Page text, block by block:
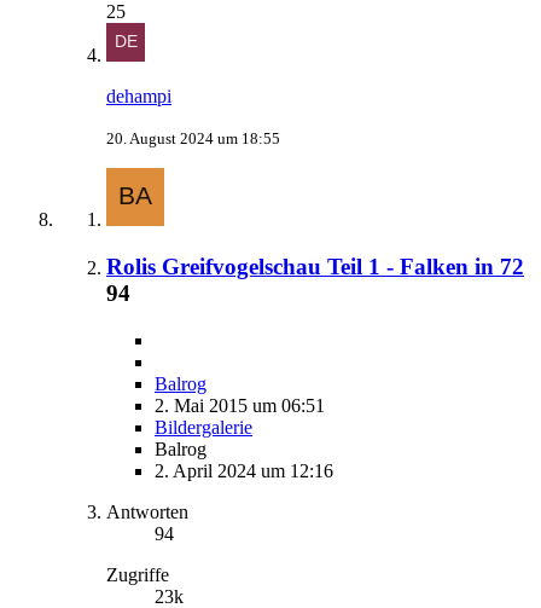
25
dehampi
20. August 2024 um 18:55
Rolis Greifvogelschau Teil 1 - Falken in 72
94
Balrog
2. Mai 2015 um 06:51
Bildergalerie
Balrog
2. April 2024 um 12:16
Antworten
94
Zugriffe
23k